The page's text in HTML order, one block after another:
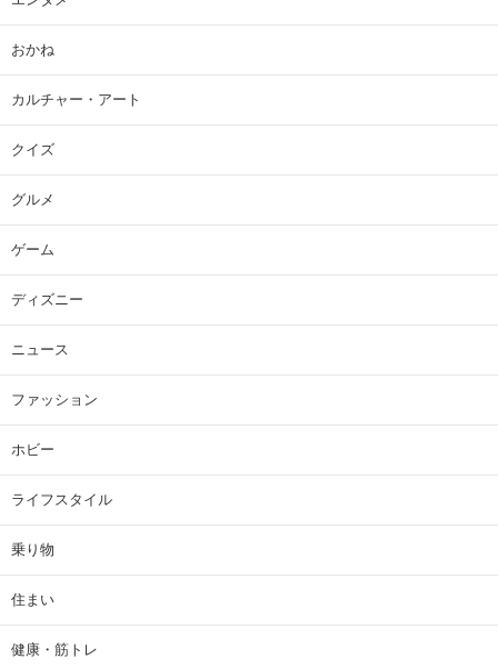
おかね
カルチャー・アート
クイズ
グルメ
ゲーム
ディズニー
ニュース
ファッション
ホビー
ライフスタイル
乗り物
住まい
健康・筋トレ